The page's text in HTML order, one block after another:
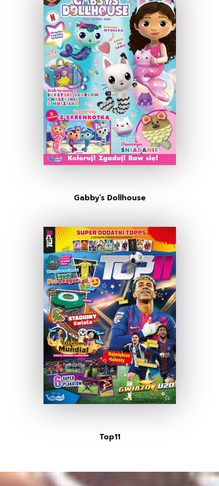
Gabby’s Dollhouse
Top11